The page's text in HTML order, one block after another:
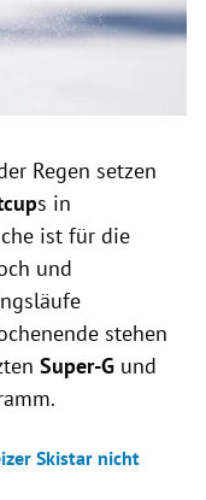
Regen setzen
s in
ist für die
und
stehen
Super-G und
Skistar nicht